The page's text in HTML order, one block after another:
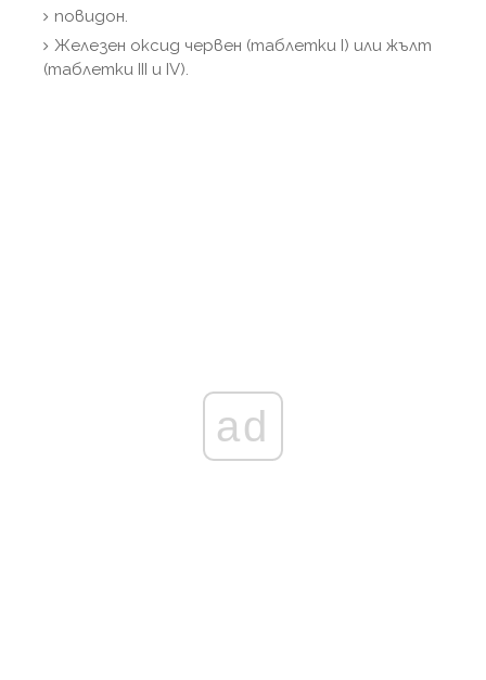
повидон.
Железен оксид червен (таблетки I) или жълт
(таблетки III и IV).
ad